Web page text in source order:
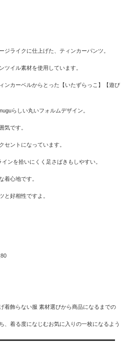
ジライクに仕上げた、ティンカーパンツ。
ツイル素材を使用しています。
ンカーベルからとった【いたずらっこ】【遊び
らしい丸いフォルムデザイン。
気です。
セントになっています。
ンを拾いにくく足さばきもしやすい。
着心地です。
と好相性ですよ。
着飾らない服 素材選びから商品になるまでの
、着る度になじむお気に入りの一枚になるよう